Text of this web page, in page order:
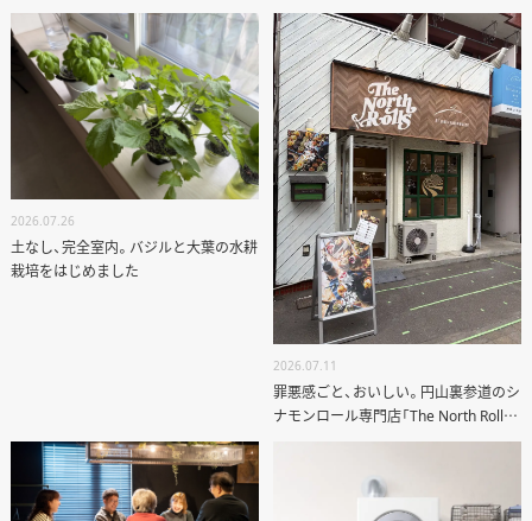
2026.07.26
土なし、完全室内。バジルと大葉の水耕
栽培をはじめました
2026.07.11
罪悪感ごと、おいしい。円山裏参道のシ
ナモンロール専門店「The North Rolls」